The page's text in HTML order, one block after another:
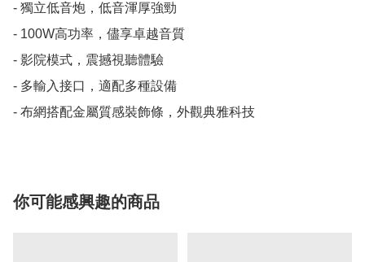
- 獨立低音炮，低音渾厚強勁
- 100W高功率，儘享卓越音質
- 影院模式，震撼視聽體驗
- 多輸入接口，適配多種設備
- 布網搭配金屬質感裝飾條，外觀典雅科技
你可能感興趣的商品